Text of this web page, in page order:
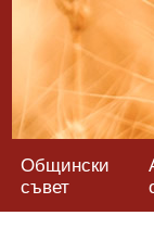
Общински
съвет